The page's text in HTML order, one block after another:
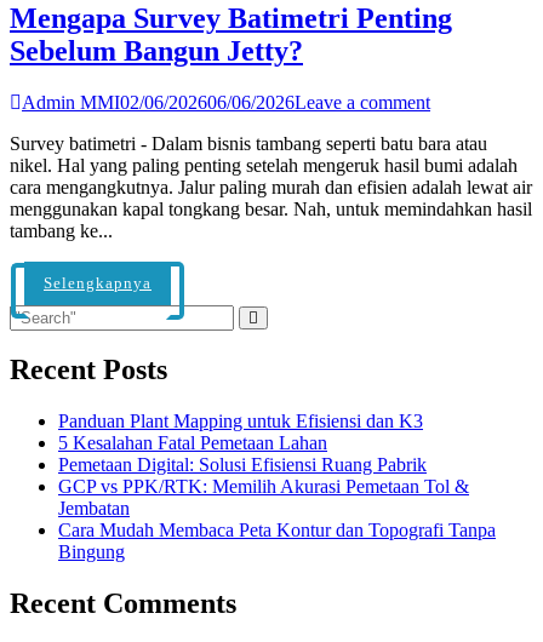
Mengapa Survey Batimetri Penting
Sebelum Bangun Jetty?
Admin MMI02/06/202606/06/2026Leave a comment
Survey batimetri - Dalam bisnis tambang seperti batu bara atau
nikel. Hal yang paling penting setelah mengeruk hasil bumi adalah
cara mengangkutnya. Jalur paling murah dan efisien adalah lewat air
menggunakan kapal tongkang besar. Nah, untuk memindahkan hasil
tambang ke...
Selengkapnya
Recent Posts
Panduan Plant Mapping untuk Efisiensi dan K3
5 Kesalahan Fatal Pemetaan Lahan
Pemetaan Digital: Solusi Efisiensi Ruang Pabrik
GCP vs PPK/RTK: Memilih Akurasi Pemetaan Tol &
Jembatan
Cara Mudah Membaca Peta Kontur dan Topografi Tanpa
Bingung
Recent Comments